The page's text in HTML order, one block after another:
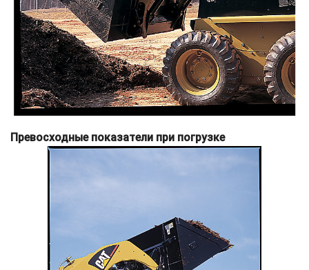
Превосходные показатели при погрузке